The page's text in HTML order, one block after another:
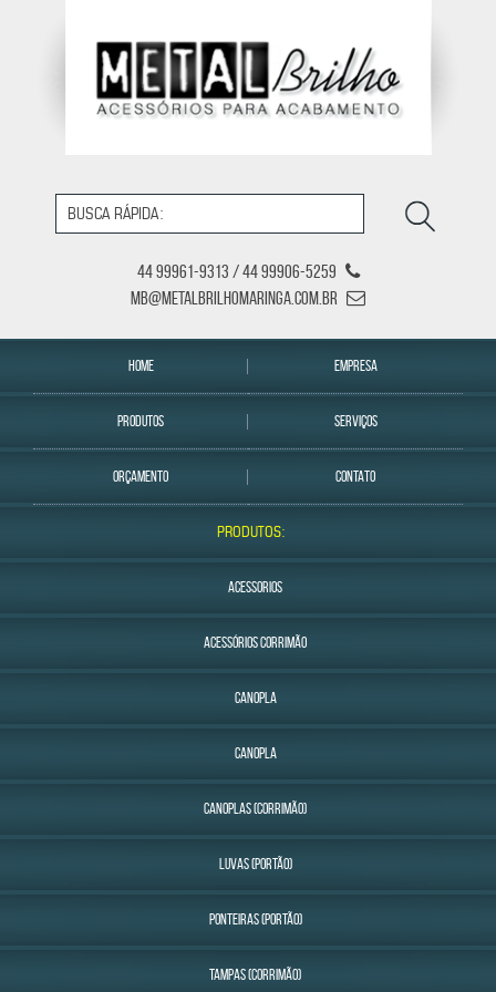
44 99961-9313 / 44 99906-5259
mb@metalbrilhomaringa.com.br
HOME EMPRESA
PRODUTOS SERVIÇOS
ORÇAMENTO CONTATO
PRODUTOS:
ACESSORIOS
ACESSÓRIOS CORRIMÃO
CANOPLA
CANOPLA
CANOPLAS (CORRIMÃO)
LUVAS (PORTÃO)
PONTEIRAS (PORTÃO)
TAMPAS (CORRIMÃO)